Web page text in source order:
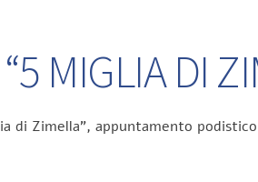
MIGLIA DI
di Zimella”, appuntamento